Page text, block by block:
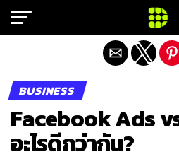
BUSINESS
Facebook Ads
อะไรดีกว่ากัน?
Exit mobile